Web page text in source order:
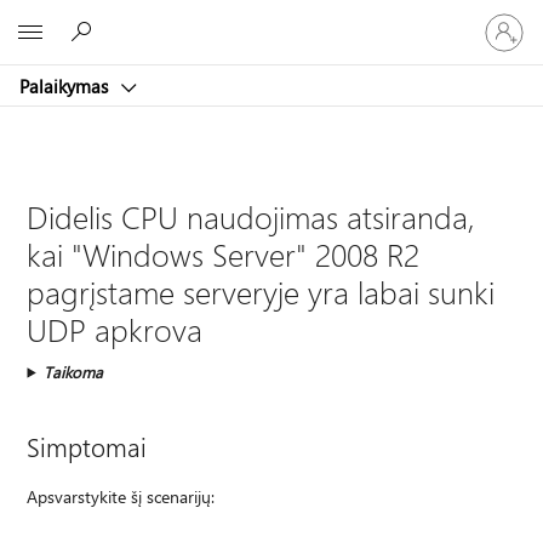
Palaikymas
prie
paskyros
Didelis CPU naudojimas atsiranda,
kai "Windows Server" 2008 R2
pagrįstame serveryje yra labai sunki
UDP apkrova
Taikoma
Simptomai
Apsvarstykite šį scenarijų: